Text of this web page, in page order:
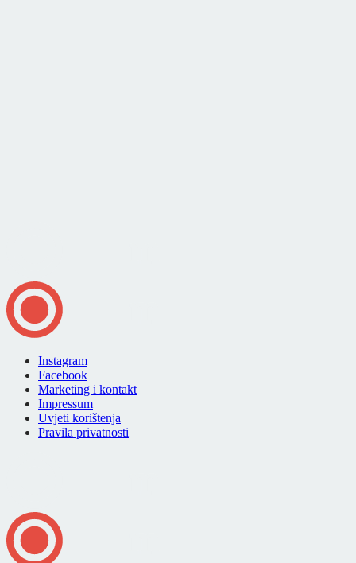
Instagram
Facebook
Marketing i kontakt
Impressum
Uvjeti korištenja
Pravila privatnosti